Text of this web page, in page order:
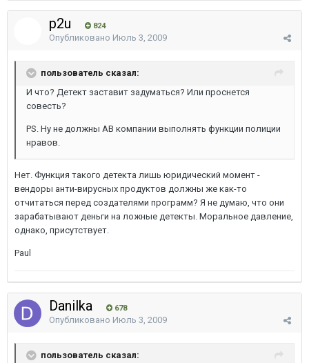
p2u 824
Опубликовано Июль 3, 2009
пользователь сказал:
И что? Детект заставит задуматься? Или проснется
совесть?
PS. Ну не должны АВ компании выполнять функции полиции
нравов.
Нет. Функция такого детекта лишь юридический момент -
вендоры анти-вирусных продуктов должны же как-то
отчитаться перед создателями программ? Я не думаю, что они
зарабатывают деньги на ложные детекты. Моральное давление,
однако, присутствует.
Paul
Danilka 678
Опубликовано Июль 3, 2009
пользователь сказал: